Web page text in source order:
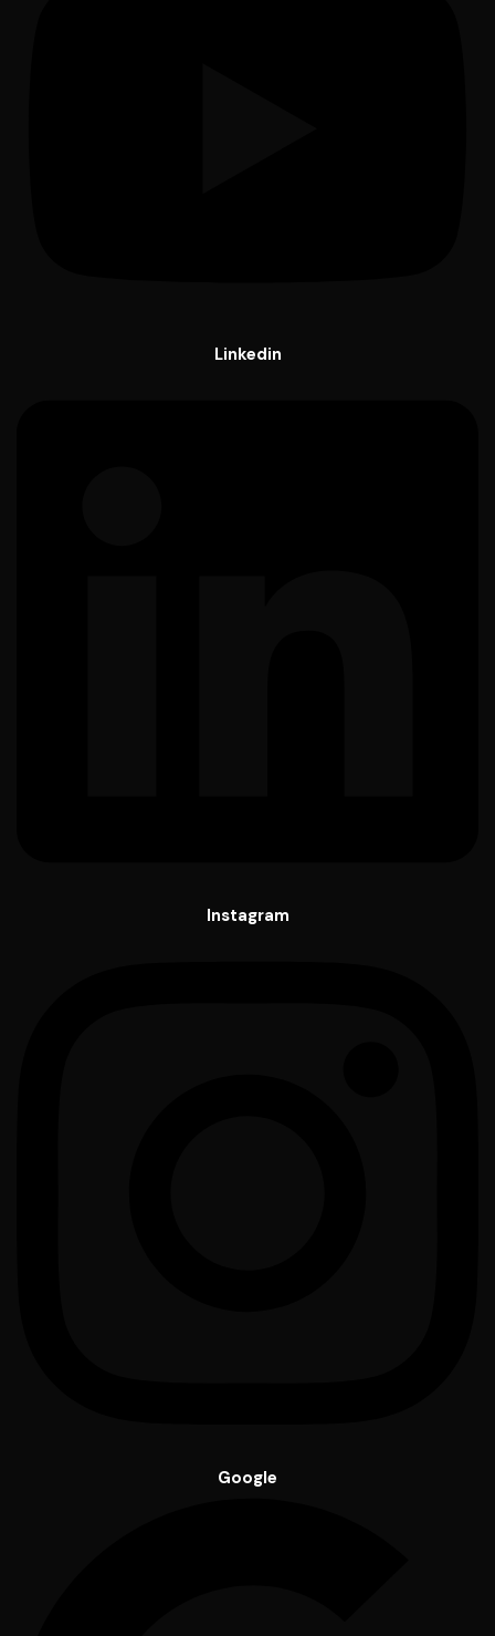
Linkedin
Instagram
Google